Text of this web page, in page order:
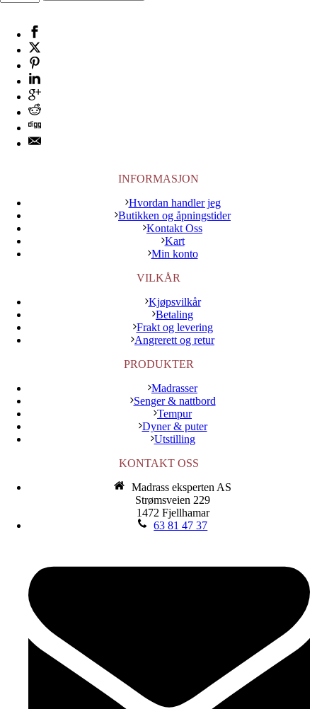
INFORMASJON
Hvordan handler jeg
Butikken og åpningstider
Kontakt Oss
Kart
Min konto
VILKÅR
Kjøpsvilkår
Betaling
Frakt og levering
Angrerett og retur
PRODUKTER
Madrasser
Senger & nattbord
Tempur
Dyner & puter
Utstilling
KONTAKT OSS
Madrass eksperten AS
Strømsveien 229
1472 Fjellhamar
63 81 47 37